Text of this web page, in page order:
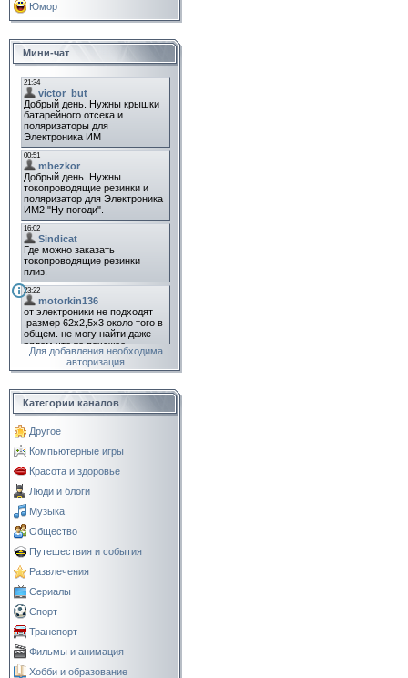
Юмор
Мини-чат
Для добавления необходима
авторизация
Категории каналов
Другое
Компьютерные игры
Красота и здоровье
Люди и блоги
Музыка
Общество
Путешествия и события
Развлечения
Сериалы
Спорт
Транспорт
Фильмы и анимация
Хобби и образование